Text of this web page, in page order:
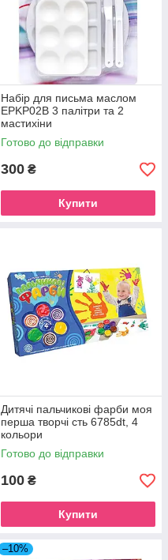
Набір для письма маслом
EPKP02B 3 палітри та 2
мастихіни
Готово до відправки
300 ₴
Купити
Дитячі пальчикові фарби моя
перша творчі сть 6785dt, 4
кольори
Готово до відправки
100 ₴
Купити
–10%